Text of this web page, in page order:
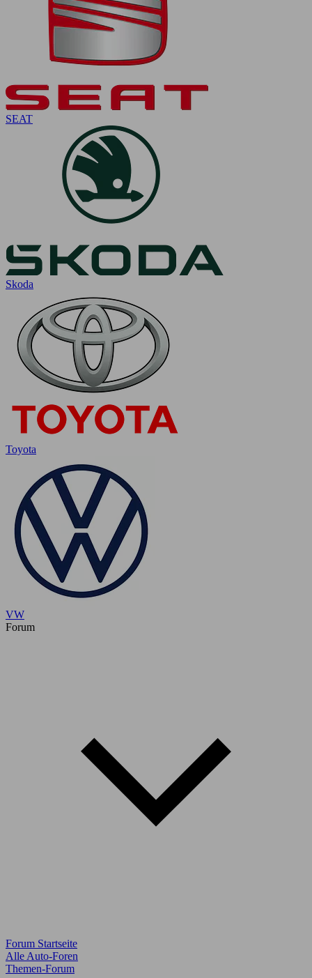
SEAT
Skoda
Toyota
VW
Forum
Forum Startseite
Alle Auto-Foren
Themen-Forum